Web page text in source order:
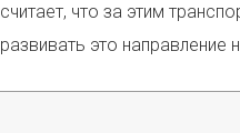
считает, что за этим
развивать это направление